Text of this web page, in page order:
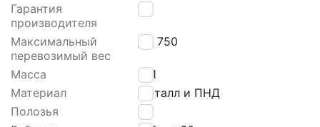
Гарантия
производителя
12
Максимальный
перевозимый вес
До 750
Масса
21,1
Материал
Металл и ПНД
Полозья
8